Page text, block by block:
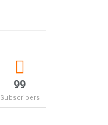
99
Subscribers